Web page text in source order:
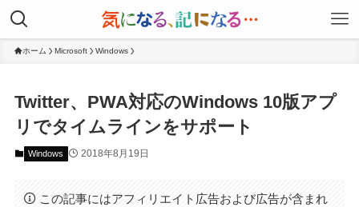
ホーム Microsoft Windows
Twitter、PWA対応のWindows 10版アプ
リでタイムラインをサポート
Windows 2018年8月19日
この記事にはアフィリエイト広告および広告が含まれ